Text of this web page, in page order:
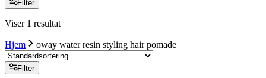
Filter
Viser 1 resultat
Hjem oway water resin styling hair pomade
Filter